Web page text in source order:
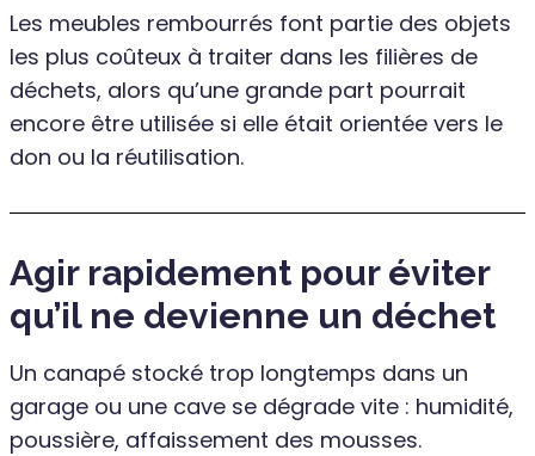
Les meubles rembourrés font partie des objets
les plus coûteux à traiter dans les filières de
déchets, alors qu’une grande part pourrait
encore être utilisée si elle était orientée vers le
don ou la réutilisation.
Agir rapidement pour éviter
qu’il ne devienne un déchet
Un canapé stocké trop longtemps dans un
garage ou une cave se dégrade vite : humidité,
poussière, affaissement des mousses.